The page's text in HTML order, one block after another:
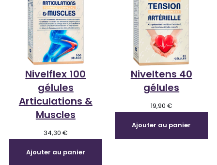
Nivelflex 100
gélules
Articulations &
Muscles
34,30 €
Ajouter au panier
Niveltens 40
gélules
19,90 €
Ajouter au panier